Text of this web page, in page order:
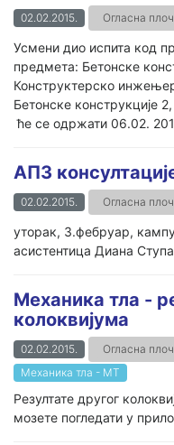
02.02.2015. Огласна
Усмени дио испита код
предмета: Бетонске
Конструктерско
Бетонске конструкције
ће се одржати 06.02.
AП3
02.02.2015. Огласна
уторак, 3.фебруар,
асистентица Диана
Механика тла -
колоквијума
02.02.2015. Огласна
Механика тла - МТ
Резултате другог
мозете погледати у